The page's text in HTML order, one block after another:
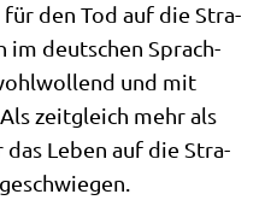
den Tod auf die Stra­
im deut­schen Sprach­
und mit
zeit­gleich mehr als
Leben auf die Stra­